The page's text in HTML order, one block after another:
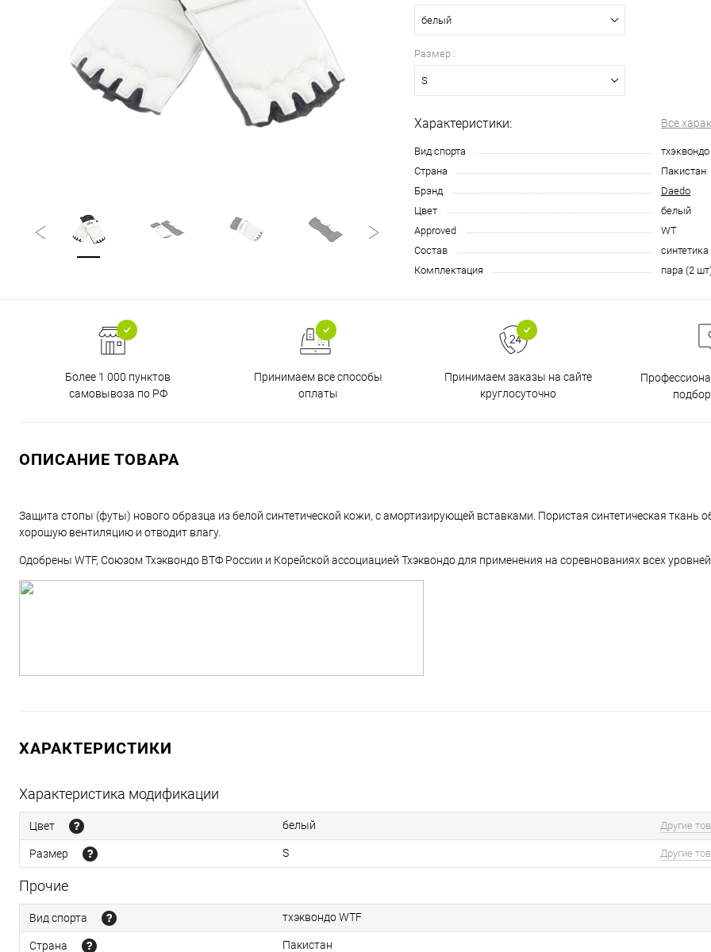
белый
Размер :
S
Характеристики: Все
Вид спорта
Страна
Пакистан
Брэнд
Daedo
Цвет
белый
Approved
WT
Состав
синтетика
Комплектация
пара (2
Более 1 000 пунктов
самовывоза по РФ
Принимаем все способы
оплаты
Принимаем заказы на сайте
круглосуточно
ОПИСАНИЕ ТОВАРА
Защита стопы (футы) нового образца из белой синтетической кожи, с амортизирующей вставками. Пористая синтетическая ткань
хорошую вентиляцию и отводит влагу.
Одобрены WTF, Союзом Тхэквондо ВТФ России и Корейской ассоциацией Тхэквондо для применения на соревнованиях всех уровней.
ХАРАКТЕРИСТИКИ
Характеристика модификации
Цвет белый Другие
Размер S Другие
Прочие
Вид спорта тхэквондо WTF
Страна Пакистан